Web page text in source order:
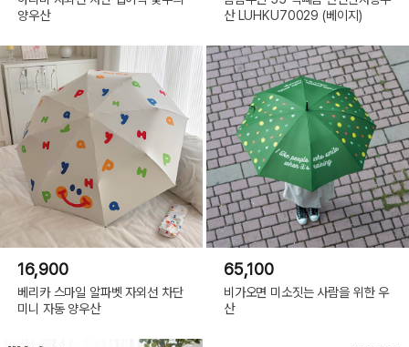
양우산
산 LUHKU70029 (베이지)
16,900
베리카 스마일 알파벳 자외선 차단
미니 자동 양우산
65,100
비가오면 미소짓는 사람을 위한 우
산